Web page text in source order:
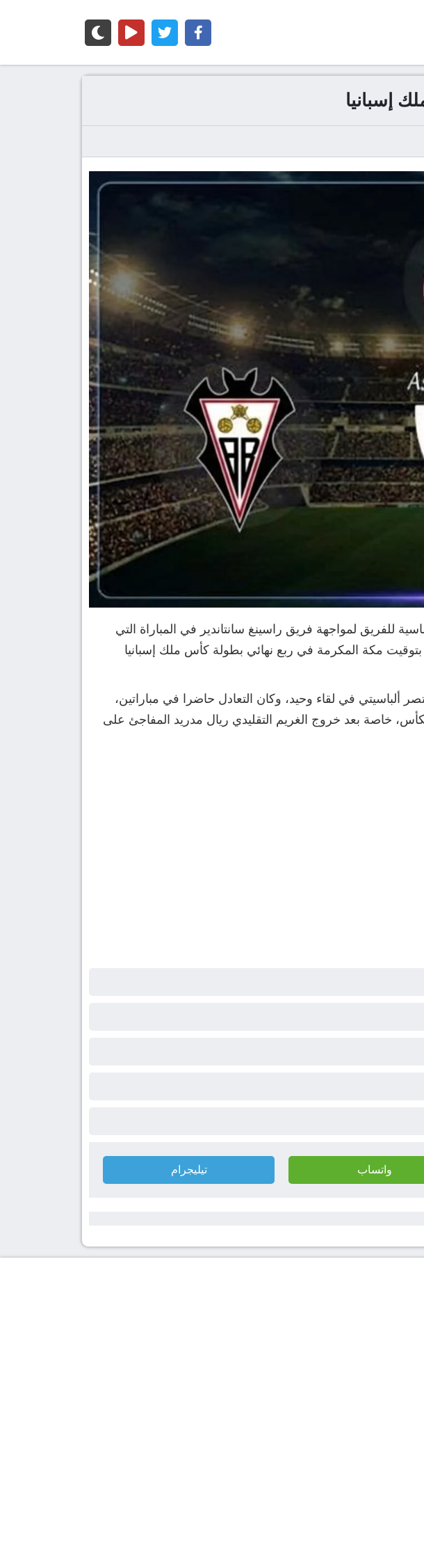
إسبانيا
للفريق لمواجهة فريق راسينغ سانتاندير في المباراة التي
في تمام الساعة 10:00 مساءً بتوقيت القاهرة، والساعة 11:00 مساءً بتوقيت مكة المكرمة في ربع نهائي بطولة كأس ملك إسبانيا
في 10 مباريات، حيث فاز برشلونة في 7 مواجهات، وانتصر ألباسيتي في لقاء وحيد، وكان التعادل حاضرا في مباراتين،
خاصة بعد خروج الغريم التقليدي ريال مدريد المفاجئ على
واتساب تيليجرام